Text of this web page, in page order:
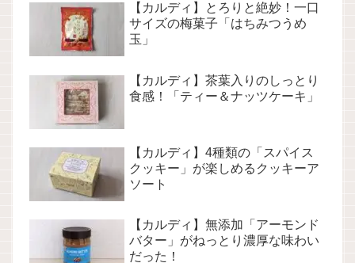
【カルディ】とろりと絶妙！一口
サイズの梅菓子「はちみつうめ
玉」
【カルディ】茶葉入りのしっとり
食感！「ティー＆ナッツケーキ」
【カルディ】4種類の「スパイス
クッキー」が楽しめるクッキーア
ソート
【カルディ】無添加「アーモンド
バター」がねっとり濃厚な味わい
だった！